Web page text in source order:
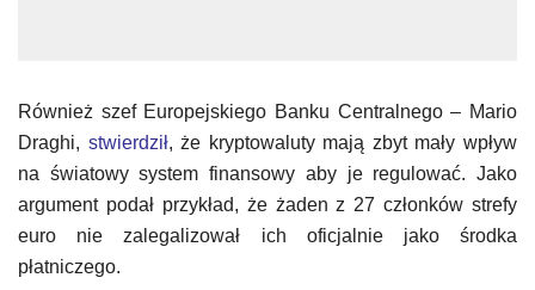
Również szef Europejskiego Banku Centralnego – Mario
Draghi, stwierdził, że kryptowaluty mają zbyt mały wpływ
na światowy system finansowy aby je regulować. Jako
argument podał przykład, że żaden z 27 członków strefy
euro nie zalegalizował ich oficjalnie jako środka
płatniczego.